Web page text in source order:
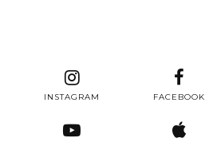
INSTAGRAM FACEBOOK